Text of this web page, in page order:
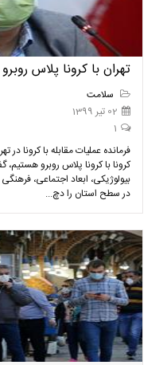
تهران با کرونا پلاس
سلامت
02 تیر 1399
1
فرمانده عملیات مقابله با کرونا در
کرونا با کرونا پلاس روبرو
بیولوژیکی، ابعاد اجتماعی،
در سطح استان را دچ...